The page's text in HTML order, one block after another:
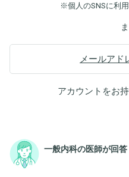
※個人のSNSに利
メールアド
アカウントをお
一般内科の医師が回答